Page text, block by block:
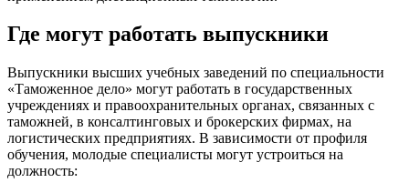
Где могут работать выпускники
Выпускники высших учебных заведений по специальности
«Таможенное дело» могут работать в государственных
учреждениях и правоохранительных органах, связанных с
таможней, в консалтинговых и брокерских фирмах, на
логистических предприятиях. В зависимости от профиля
обучения, молодые специалисты могут устроиться на
должность: